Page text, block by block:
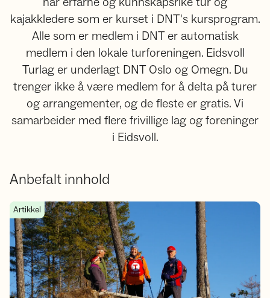
kajakkledere som er kurset i DNT's kursprogram.
Alle som er medlem i DNT er automatisk
medlem i den lokale turforeningen. Eidsvoll
Turlag er underlagt DNT Oslo og Omegn. Du
trenger ikke å være medlem for å delta på turer
og arrangementer, og de fleste er gratis. Vi
samarbeider med flere frivillige lag og foreninger
i Eidsvoll.
Anbefalt innhold
Turkalender 2026
Artikkel